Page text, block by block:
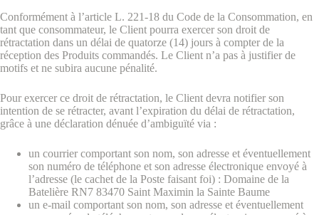
Conformément à l’article L. 221-18 du Code de la Consommation, en
tant que consommateur, le Client pourra exercer son droit de
rétractation dans un délai de quatorze (14) jours à compter de la
réception des Produits commandés. Le Client n’a pas à justifier de
motifs et ne subira aucune pénalité.
Pour exercer ce droit de rétractation, le Client devra notifier son
intention de se rétracter, avant l’expiration du délai de rétractation,
grâce à une déclaration dénuée d’ambiguïté via :
un courrier comportant son nom, son adresse et éventuellement
son numéro de téléphone et son adresse électronique envoyé à
l’adresse (le cachet de la Poste faisant foi) : Domaine de la
Batelière RN7 83470 Saint Maximin la Sainte Baume
un e-mail comportant son nom, son adresse et éventuellement